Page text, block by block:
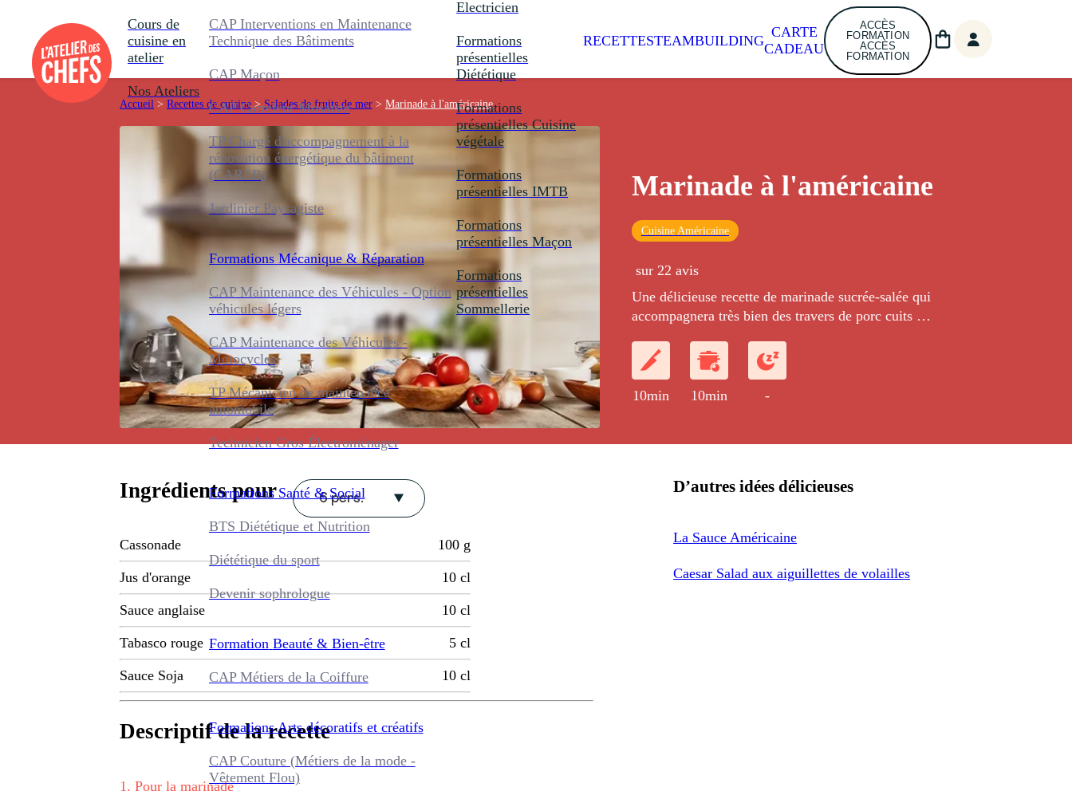
Cours de
cuisine en
atelier
Nos Ateliers
CAP Interventions en Maintenance
Technique des Bâtiments
CAP Maçon
CAP Carreleur Mosaïste
TP Chargé d'accompagnement à la
rénovation énergétique du bâtiment
(CAREB)
Jardinier Paysagiste
Formations Mécanique & Réparation
CAP Maintenance des Véhicules - Option
véhicules légers
CAP Maintenance des Véhicules -
Motocycles
TP Mécanicien de maintenance
automobile
Technicien Gros Électroménager
Formations Santé & Social
BTS Diététique et Nutrition
Diététique du sport
Devenir sophrologue
Formation Beauté & Bien-être
CAP Métiers de la Coiffure
Formations Arts décoratifs et créatifs
CAP Couture (Métiers de la mode -
Vêtement Flou)
Electricien
Formations
présentielles
Diététique
Formations
présentielles Cuisine
végétale
Formations
présentielles IMTB
Formations
présentielles Maçon
Formations
présentielles
Sommellerie
RECETTESTEAMBUILDING
CARTE
CADEAU
ACCÈS
FORMATION
ACCÈS
FORMATION
Accueil > Recettes de cuisine > Salades de fruits de mer > Marinade à l'américaine
Marinade à l'américaine
Cuisine Américaine
sur 22 avis
Une délicieuse recette de marinade sucrée-salée qui
accompagnera très bien des travers de porc cuits au
10min 10min -
Ingrédients pour 6 pers.
Cassonade 100 g
Jus d'orange 10 cl
Sauce anglaise 10 cl
Tabasco rouge 5 cl
Sauce Soja 10 cl
Descriptif de la recette
1 . Pour la marinade
D’autres idées délicieuses
La Sauce Américaine
Caesar Salad aux aiguillettes de volailles